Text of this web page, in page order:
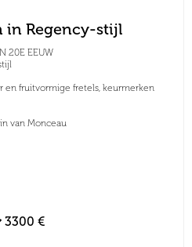
in Regency-stijl
20E EEUW
en fruitvormige fretels, keurmerken
van Monceau
3300 €